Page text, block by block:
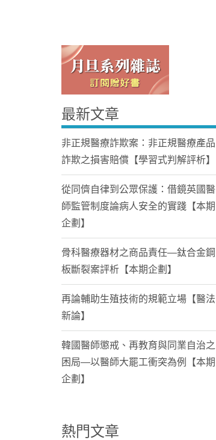
Home
最新文章
非正規醫療詐欺案：非正規醫療產品
詐欺之損害賠償【學習式判解評析】
從同儕自律到公眾保護：借鏡英國醫
師監管制度論病人安全的實踐【本期
企劃】
骨科醫療器材之商品責任—鈦合金鋼
板斷裂案評析【本期企劃】
再論輔助生殖技術的規範立場【醫法
新論】
韓國醫師懲戒、再教育與同業自治之
困局—以醫師大罷工衝突為例【本期
企劃】
熱門文章